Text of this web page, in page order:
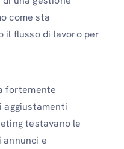
come sta
il flusso di lavoro per
fortemente
aggiustamenti
testavano le
e